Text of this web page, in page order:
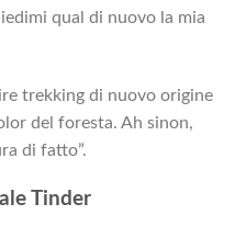
qual di nuovo la mia
trekking di nuovo origine
del foresta. Ah sinon,
di fatto”.
Tinder